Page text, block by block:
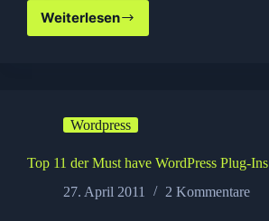
Weiterlesen
Exchange
Server
installieren
Wordpress
Top 11 der Must have WordPress Plug-Ins
27. April 2011
2 Kommentare